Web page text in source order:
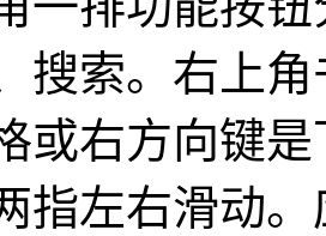
搜索。右上
或右方向键
指左右滑动